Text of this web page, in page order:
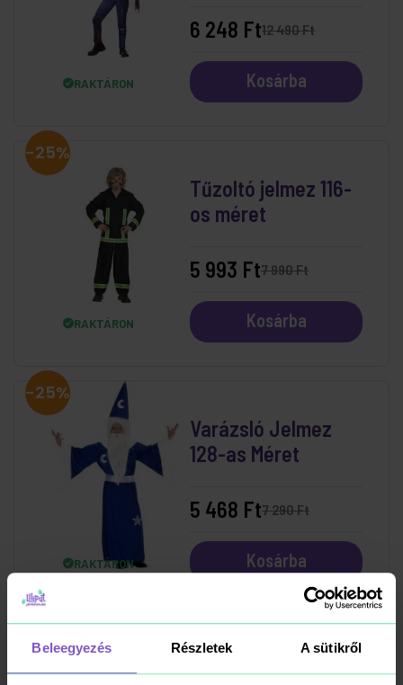
Beleegyezés Részletek A sütikről
RAKTÁRON
12 490 Ft
6 248 Ft
Kosárba
-25%
RAKTÁRON
Tűzoltó jelmez 116-
os méret
7 990 Ft
5 993 Ft
Kosárba
-25%
RAKTÁRON
Varázsló Jelmez
128-as Méret
7 290 Ft
5 468 Ft
Kosárba
-25%
Tűzoltó Szett